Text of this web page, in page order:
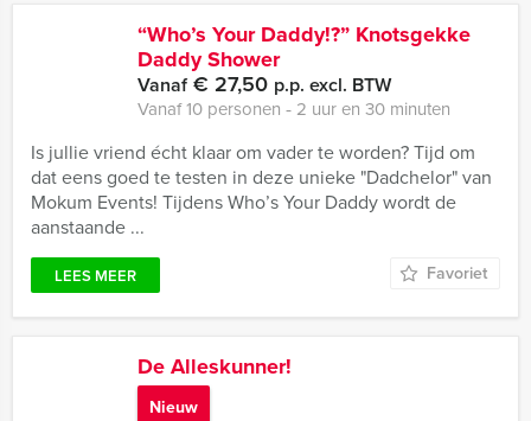
“Who’s Your Daddy!?” Knotsgekke
Daddy Shower
Vanaf€ 27,50 p.p. excl. BTW
Vanaf 10 personen ‐ 2 uur en 30 minuten
Is jullie vriend écht klaar om vader te worden? Tijd om
dat eens goed te testen in deze unieke "Dadchelor" van
Mokum Events! Tijdens Who’s Your Daddy wordt de
aanstaande ...
LEES MEER Favoriet
De Alleskunner!
Nieuw